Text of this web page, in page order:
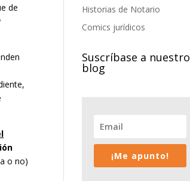
de
o no)
Historias de Notario
Comics jurídicos
Suscríbase a nuestro
blog
¡Me apunto!